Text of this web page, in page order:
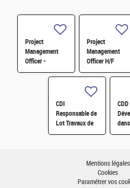
Project
Management
Officer -
Référent Cost
Engineering H/F
Project
Management
Officer H/F
CDI
Responsable de
Lot Travaux de
Démantèlement
de
Mentions légales
Cookies
Paramétrer vos